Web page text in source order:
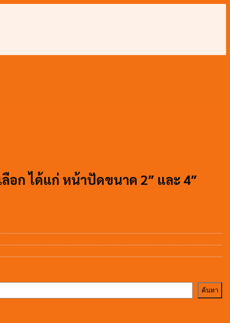
ลือก ได้แก่ หน้าปัดขนาด 2″ และ 4″
ค้นหา